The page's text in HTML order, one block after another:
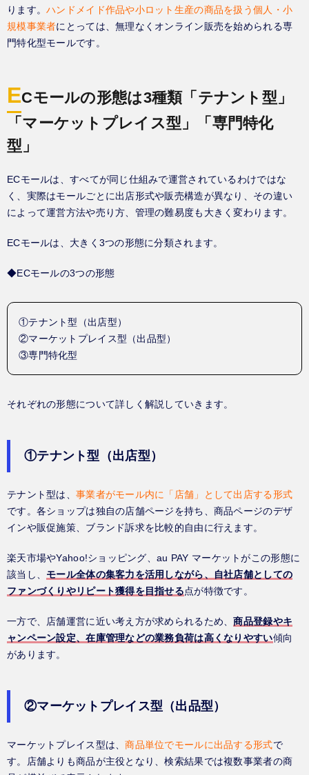
ります。ハンドメイド作品や小ロット生産の商品を扱う個人・小
規模事業者にとっては、無理なくオンライン販売を始められる専
門特化型モールです。
ECモールの形態は3種類「テナント型」
「マーケットプレイス型」「専門特化
型」
ECモールは、すべてが同じ仕組みで運営されているわけではな
く、実際はモールごとに出店形式や販売構造が異なり、その違い
によって運営方法や売り方、管理の難易度も大きく変わります。
ECモールは、大きく3つの形態に分類されます。
◆ECモールの3つの形態
①テナント型（出店型）
②マーケットプレイス型（出品型）
③専門特化型
それぞれの形態について詳しく解説していきます。
①テナント型（出店型）
テナント型は、 事業者がモール内に「店舗」として出店する形式
です。各ショップは独自の店舗ページを持ち、商品ページのデザ
インや販促施策、ブランド訴求を比較的自由に行えます。
楽天市場やYahoo!ショッピング、au PAY マーケットがこの形態に
該当し、 モール全体の集客力を活用しながら、自社店舗としての
ファンづくりやリピート獲得を目指せる点が特徴です。
一方で、店舗運営に近い考え方が求められるため、商品登録やキ
ャンペーン設定、在庫管理などの業務負荷は高くなりやすい傾向
があります。
②マーケットプレイス型（出品型）
マーケットプレイス型は、商品単位でモールに出品する形式で
す。店舗よりも商品が主役となり、検索結果では複数事業者の商